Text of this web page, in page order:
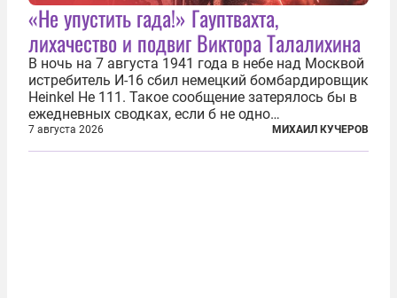
«Не упустить гада!» Гауптвахта,
лихачество и подвиг Виктора Талалихина
В ночь на 7 августа 1941 года в небе над Москвой
истребитель И-16 сбил немецкий бомбардировщик
Heinkel He 111. Такое сообщение затерялось бы в
ежедневных сводках, если б не одно
обстоятельство. Это был один из первых в
истории отечественной авиации ночных таранов.
7 августа 2026 МИХАИЛ КУЧЕРОВ